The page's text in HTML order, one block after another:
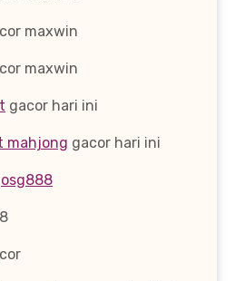
maxwin
maxwin
gacor hari ini
mahjong gacor hari ini
osg888